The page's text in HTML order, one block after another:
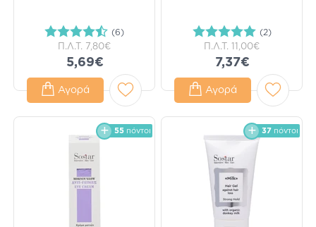
(6)
Π.Λ.Τ. 7,80€
5,69€
Αγορά
(2)
Π.Λ.Τ. 11,00€
7,37€
Αγορά
55 πόντοι 37 πόντοι